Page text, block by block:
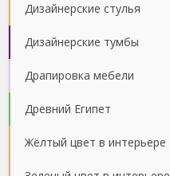
Дизайнерские стулья
Дизайнерские тумбы
Драпировка мебели
Древний Египет
Жёлтый цвет в интерьере